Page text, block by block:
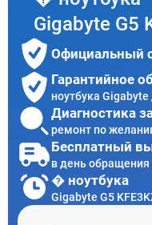
Gigabyte G5
Официальный
Гарантийное
ноутбука Gigabyte
Диагностика
ремонт по
Бесплатный
в день обращения
� ноутбука
Gigabyte G5